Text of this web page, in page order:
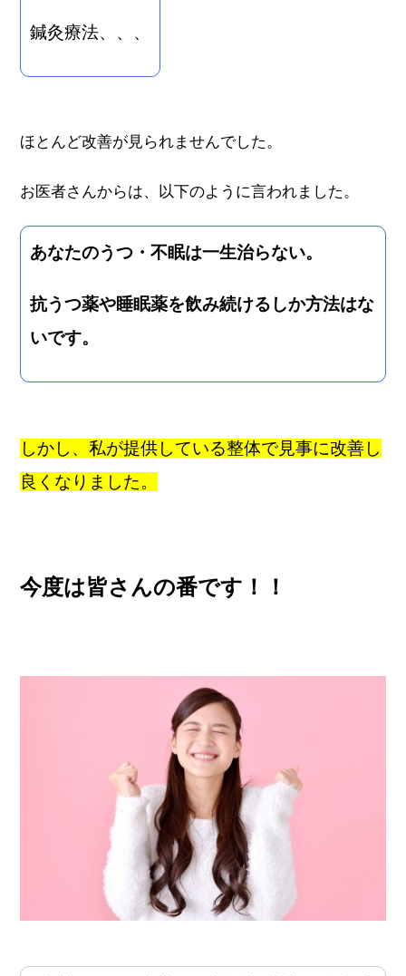
鍼灸療法、、、
ほとんど改善が見られませんでした。
お医者さんからは、以下のように言われました。
あなたのうつ・不眠は一生治らない。
抗うつ薬や睡眠薬を飲み続けるしか方法はな
いです。
しかし、私が提供している整体で見事に改善し
良くなりました。
今度は皆さんの番です！！